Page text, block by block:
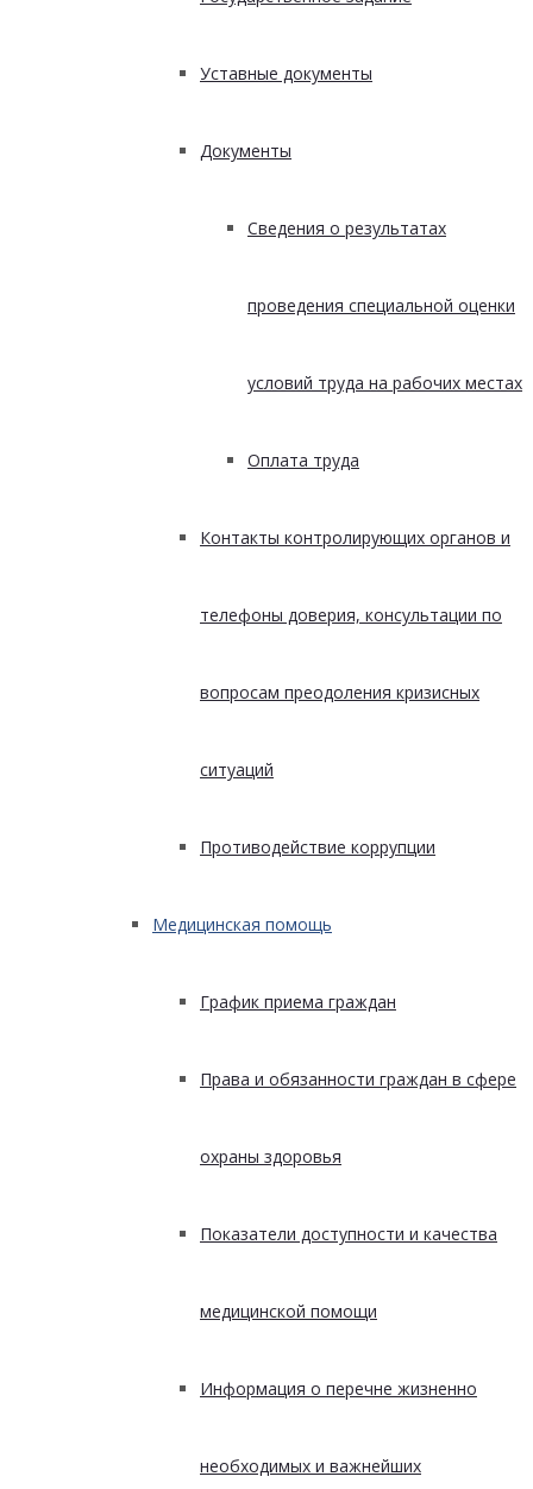
Уставные документы
Документы
Сведения о результатах
проведения специальной оценки
условий труда на рабочих местах
Оплата труда
Контакты контролирующих органов и
телефоны доверия, консультации по
вопросам преодоления кризисных
ситуаций
Противодействие коррупции
Медицинская помощь
График приема граждан
Права и обязанности граждан в сфере
охраны здоровья
Показатели доступности и качества
медицинской помощи
Информация о перечне жизненно
необходимых и важнейших